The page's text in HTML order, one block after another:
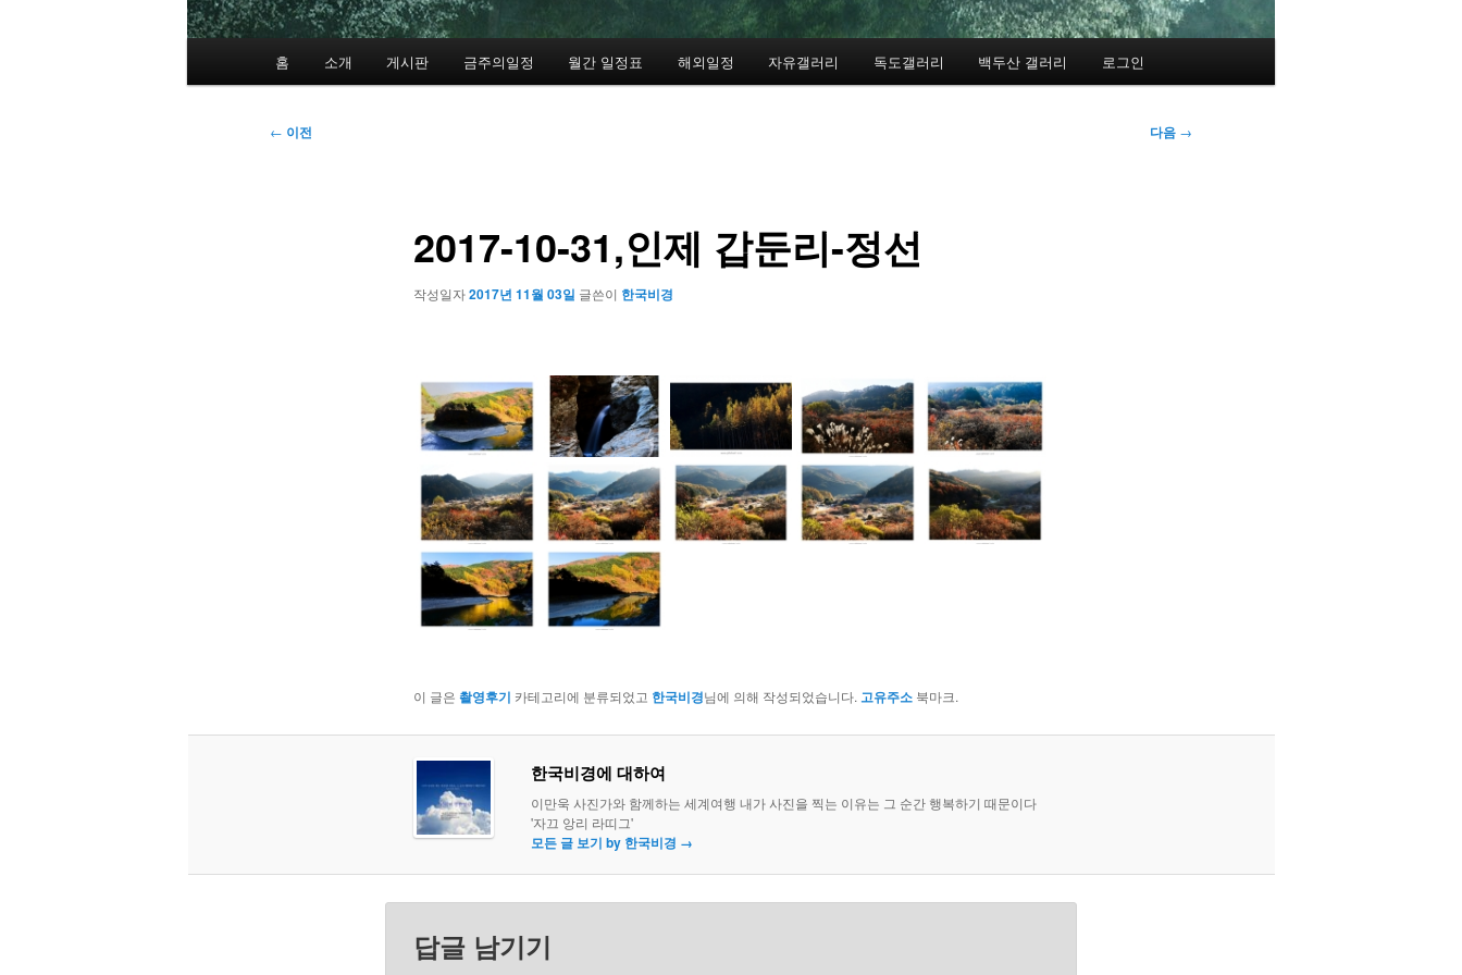
홈 소개 게시판 금주의일정 월간 일정표 해외일정 자유갤러리 독도갤러리 백두산 갤러리 로그인
글
← 이전 다음 →
2017-10-31,인제 갑둔리-정선
작성일자2017년 11월 03일 글쓴이 한국비경
이 글은 촬영후기 카테고리에 분류되었고 한국비경님에 의해 작성되었습니다. 고유주소북마크.
한국비경에 대하여
이만욱 사진가와 함께하는 세계여행 내가 사진을 찍는 이유는 그 순간 행복하기 때문이다
'자끄 앙리 라띠그'
모든 글 보기 by 한국비경 →
답글 남기기